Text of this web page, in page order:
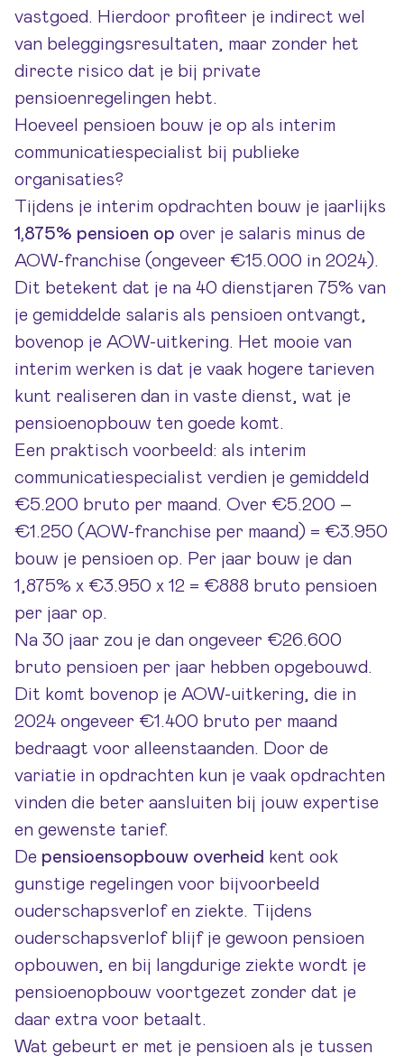
vastgoed. Hierdoor profiteer je indirect wel
van beleggingsresultaten, maar zonder het
directe risico dat je bij private
pensioenregelingen hebt.
Hoeveel pensioen bouw je op als interim
communicatiespecialist bij publieke
organisaties?
Tijdens je interim opdrachten bouw je jaarlijks
1,875% pensioen op over je salaris minus de
AOW-franchise (ongeveer €15.000 in 2024).
Dit betekent dat je na 40 dienstjaren 75% van
je gemiddelde salaris als pensioen ontvangt,
bovenop je AOW-uitkering. Het mooie van
interim werken is dat je vaak hogere tarieven
kunt realiseren dan in vaste dienst, wat je
pensioenopbouw ten goede komt.
Een praktisch voorbeeld: als interim
communicatiespecialist verdien je gemiddeld
€5.200 bruto per maand. Over €5.200 –
€1.250 (AOW-franchise per maand) = €3.950
bouw je pensioen op. Per jaar bouw je dan
1,875% x €3.950 x 12 = €888 bruto pensioen
per jaar op.
Na 30 jaar zou je dan ongeveer €26.600
bruto pensioen per jaar hebben opgebouwd.
Dit komt bovenop je AOW-uitkering, die in
2024 ongeveer €1.400 bruto per maand
bedraagt voor alleenstaanden. Door de
variatie in opdrachten kun je vaak opdrachten
vinden die beter aansluiten bij jouw expertise
en gewenste tarief.
De pensioensopbouw overheid kent ook
gunstige regelingen voor bijvoorbeeld
ouderschapsverlof en ziekte. Tijdens
ouderschapsverlof blijf je gewoon pensioen
opbouwen, en bij langdurige ziekte wordt je
pensioenopbouw voortgezet zonder dat je
daar extra voor betaalt.
Wat gebeurt er met je pensioen als je tussen